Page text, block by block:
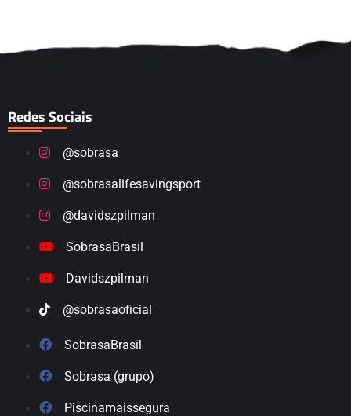
Redes Sociais
@sobrasa
@sobrasalifesavingsport
@davidszpilman
SobrasaBrasil
Davidszpilman
@sobrasaoficial
SobrasaBrasil
Sobrasa (grupo)
Piscinamaissegura